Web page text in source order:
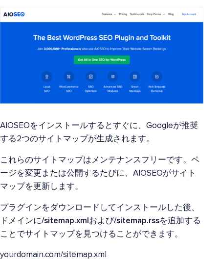
AIOSEOをインストールするとすぐに、Googleが推奨
する2つのサイトマップが生成されます。
これらのサイトマップはメンテナンスフリーです。ペ
ージを変更または公開するたびに、AIOSEOがサイト
マップを更新します。
プラグインをダウンロードしてインストールした後、
ドメインに/sitemap.xml および/sitemap.rssを追加する
ことでサイトマップを見つけることができます。
yourdomain.com/sitemap.xml